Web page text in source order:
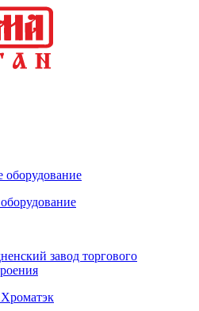
оборудование
завод торгового